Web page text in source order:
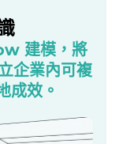
建模，將
企業內可複
成效。